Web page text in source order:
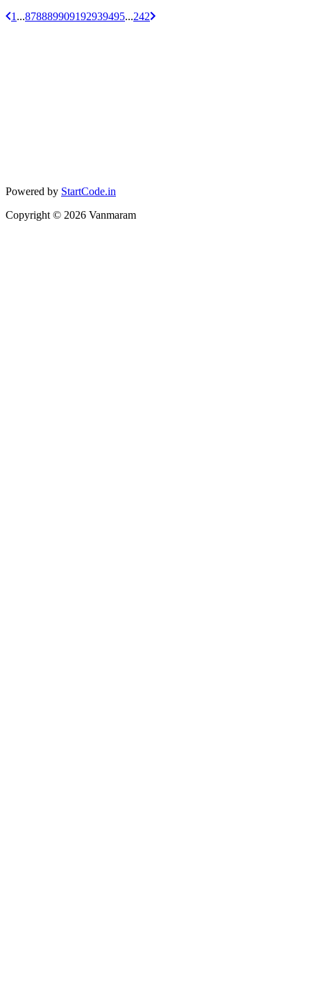
1 ...878889909192939495...242
Powered by StartCode.in
Copyright © 2026 Vanmaram